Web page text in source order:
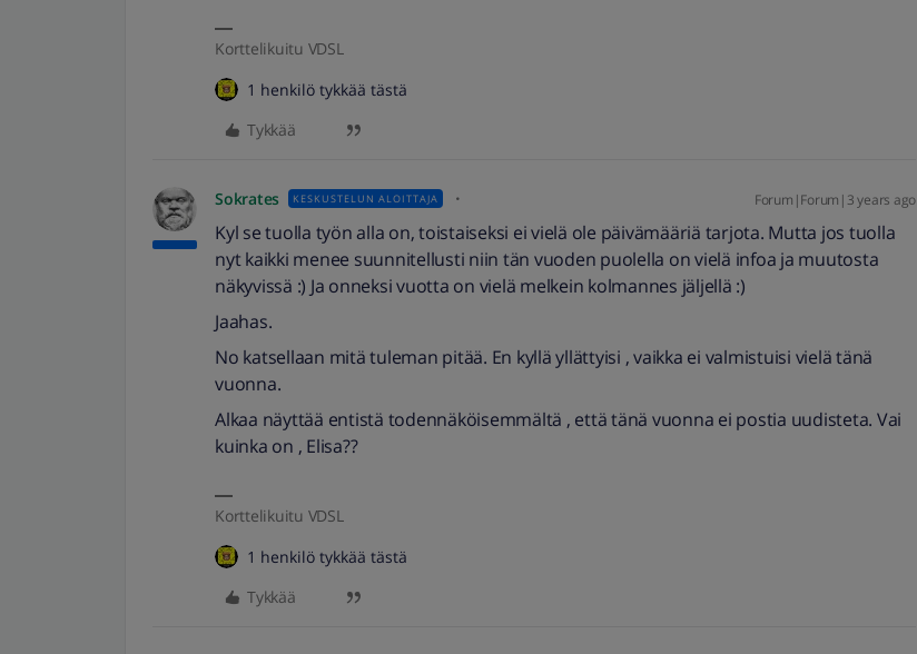
Korttelikuitu VDSL
1 henkilö tykkää tästä
Tykkää
Sokrates KESKUSTELUN ALOITTAJA Forum|Forum|3 years ago
Kyl se tuolla työn alla on, toistaiseksi ei vielä ole päivämääriä tarjota. Mutta jos tuolla
nyt kaikki menee suunnitellusti niin tän vuoden puolella on vielä infoa ja muutosta
näkyvissä :) Ja onneksi vuotta on vielä melkein kolmannes jäljellä :)
Jaahas.
No katsellaan mitä tuleman pitää. En kyllä yllättyisi , vaikka ei valmistuisi vielä tänä
vuonna.
Alkaa näyttää entistä todennäköisemmältä , että tänä vuonna ei postia uudisteta. Vai
kuinka on , Elisa??
Korttelikuitu VDSL
1 henkilö tykkää tästä
Tykkää